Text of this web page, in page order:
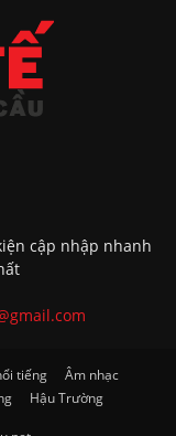
cập nhập nhanh
tiếng
Âm nhạc
Hậu Trường